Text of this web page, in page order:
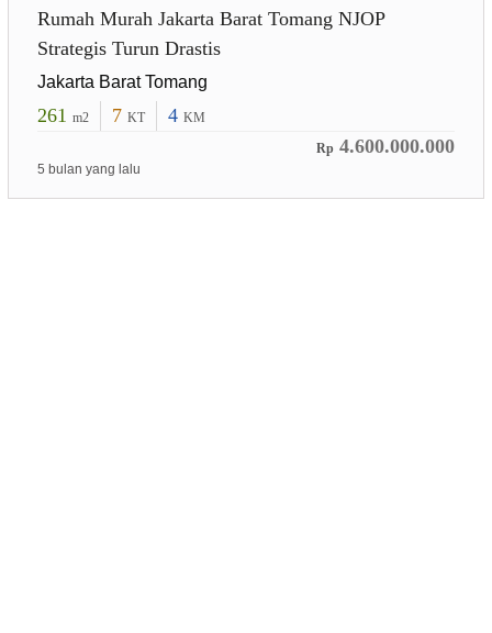
Rumah Murah Jakarta Barat Tomang NJOP
Strategis Turun Drastis
Jakarta Barat Tomang
261 m2 7 KT 4 KM
Rp 4.600.000.000
5 bulan yang lalu